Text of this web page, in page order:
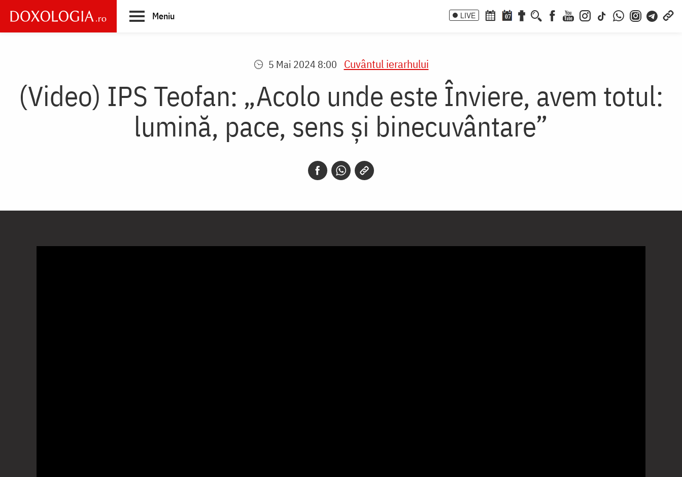
main
Meniu LIVE 07
5 Mai 2024 8:00 Cuvântul ierarhului
(Video) IPS Teofan: „Acolo unde este Înviere, avem totul:
lumină, pace, sens și binecuvântare”